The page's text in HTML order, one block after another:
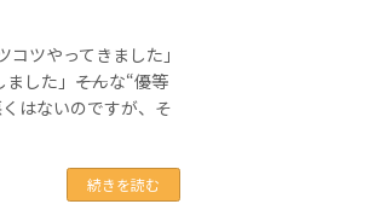
ツやってきました」
した」――そんな“優等
はないのですが、そ
続きを読む